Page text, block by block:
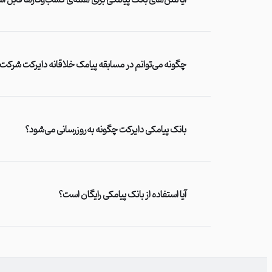
چگونه می‌توانم در مسابقه پیامک خلاقانه دایرکت
بانک پیامکی دایرکت چگونه به‌روزرسانی می‌شود؟
آیا استفاده از بانک پیامکی رایگان است؟